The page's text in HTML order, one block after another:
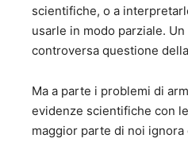
scientifiche, o a
usarle in modo parziale.
controversa questione
Ma a parte i problemi di
evidenze scientifiche con
maggior parte di noi